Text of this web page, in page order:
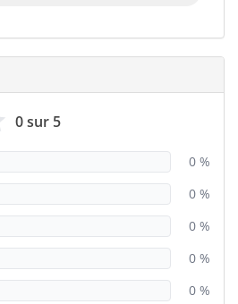
0 sur 5
0 %
0 %
0 %
0 %
0 %